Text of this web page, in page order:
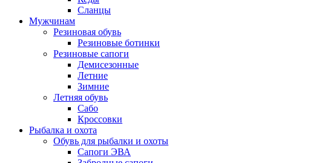
Сланцы
Мужчинам
Резиновая обувь
Резиновые ботинки
Резиновые сапоги
Демисезонные
Летние
Зимние
Летняя обувь
Сабо
Кроссовки
Рыбалка и охота
Обувь для рыбалки и охоты
Сапоги ЭВА